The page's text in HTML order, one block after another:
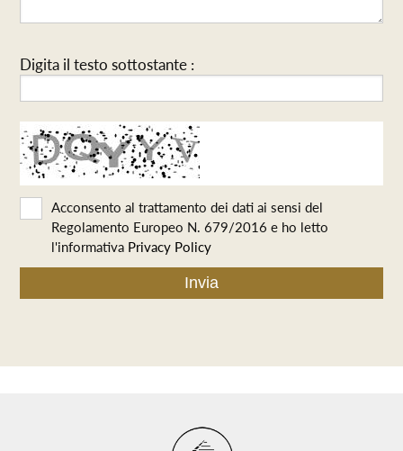
Digita il testo sottostante :
Acconsento al trattamento dei dati ai sensi del
Regolamento Europeo N. 679/2016 e ho letto
l'informativa Privacy Policy